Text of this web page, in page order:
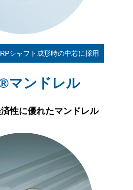
シャフト成形時の中芯に採用
マンドレル
性に優れたマンドレル